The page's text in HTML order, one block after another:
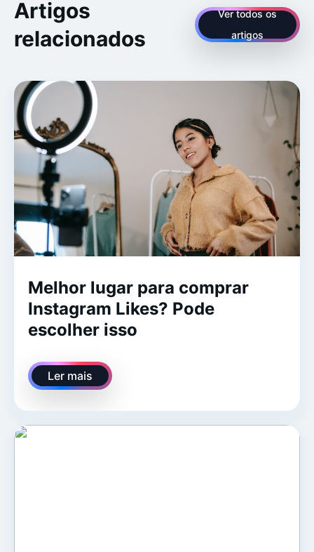
Artigos
relacionados
Ver todos os
artigos
Melhor lugar para comprar
Instagram Likes? Pode
escolher isso
Ler mais